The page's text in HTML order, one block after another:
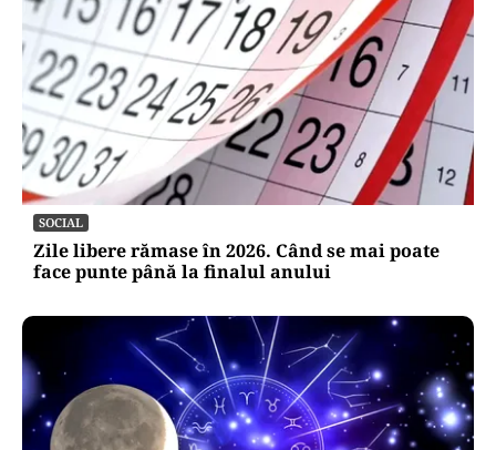
SOCIAL
Zile libere rămase în 2026. Când se mai poate
face punte până la finalul anului